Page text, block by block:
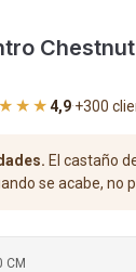
Chestnut
4,9·+300
El castaño
se acabe, no
CM